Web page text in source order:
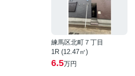
練馬区北町７丁目
1R (12.47㎡)
6.5万円